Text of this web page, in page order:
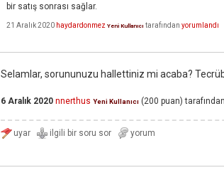
bir satış sonrası sağlar.
21 Aralık 2020 haydardonmez Yeni Kullanıcı tarafından yorumlandı
Selamlar, sorununuzu hallettiniz mi acaba?
6 Aralık 2020 nnerthus Yeni Kullanıcı (200 puan) tarafından